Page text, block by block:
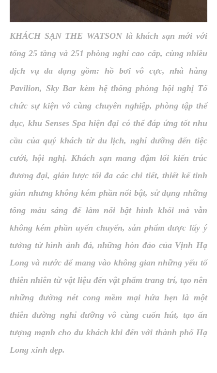
KHÁCH SẠN THE WATSON là khách sạn mới với
tổng 25 tầng và 251 phòng nghỉ cao cấp, cùng nhiều
dịch vụ đa dạng gồm: hồ bơi vô cực, nhà hàng
Pavilion, Sky Bar kèm hệ thống phòng hội nghị Tổ
chức sự kiện vô cùng chuyên nghiệp, phòng tập thể
dục, khu Senses Spa hiện đại có thể đáp ứng tốt nhu
cầu của quý khách từ du lịch, nghỉ dưỡng đến tiệc
cưới, hội nghị. Khách sạn mang đậm lối kiến trúc
đương đại, giản lược tối đa các chi tiết, thiết kế tinh
giản nhưng không kém phần nổi bật, sử dụng những
tông màu sáng để làm nổi bật hình khối mà vẫn
không kém phần uyển chuyển, sản phẩm được lấy ý
tưởng từ hình ảnh đá, những hòn đảo của Vịnh Hạ
Long và nước để mang vào không gian những yếu tố
thiên nhiên từ vật liệu đến vật phẩm trang trí, tạo nên
những đường nét cong mềm mại hứa hẹn là một
thiên đường nghỉ dưỡng vô cùng cuốn hút, tạo ấn
tượng mạnh cho du khách khi đến với thành phố Hạ
Long xinh đẹp.